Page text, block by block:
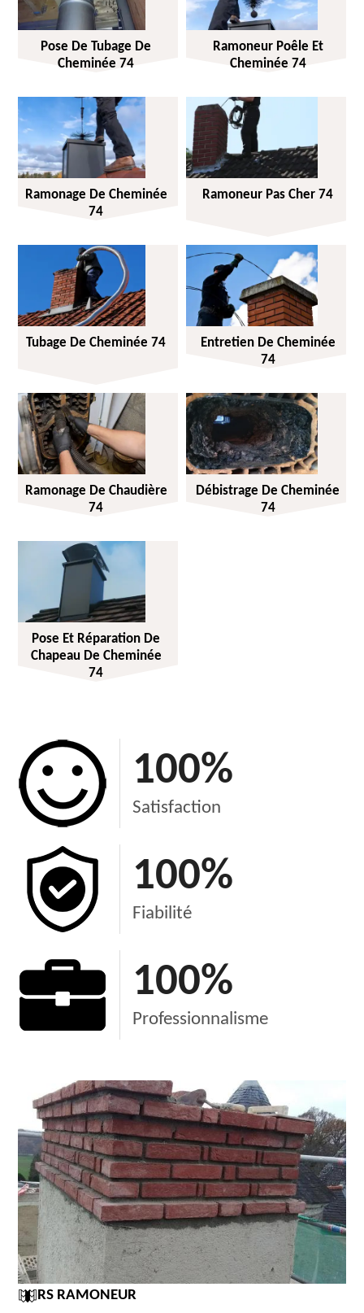
Pose De Tubage De
Cheminée 74
Ramoneur Poêle Et
Cheminée 74
Ramonage De Cheminée
74
Ramoneur Pas Cher 74
Tubage De Cheminée 74
Entretien De Cheminée
74
Ramonage De Chaudière
74
Débistrage De Cheminée
74
Pose Et Réparation De
Chapeau De Cheminée
74
100%
Satisfaction
100%
Fiabilité
100%
Professionnalisme
RS RAMONEUR